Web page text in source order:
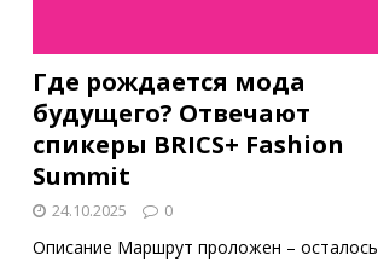
Где рождается мода
будущего? Отвечают
спикеры BRICS+ Fashion
Summit
24.10.2025 0
Описание Маршрут проложен – осталось